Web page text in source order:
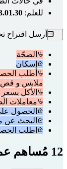
للعلم:
أرسل اقتراح
الصحّة
إسكان
أطلب
ملابس و قص
الأكل
معاملات
الحصول
البحث عن
اطلب
12 مُساهم عمل على هذه الصفحة